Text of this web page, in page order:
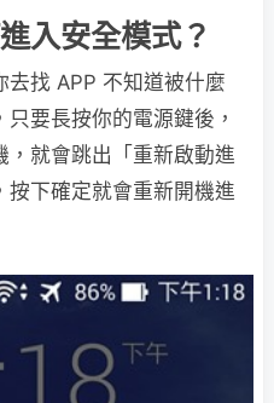
入安全模式？
去找 APP 不知道被什麼
要長按你的電源鍵後，
就會跳出「重新啟動進
按下確定就會重新開機進